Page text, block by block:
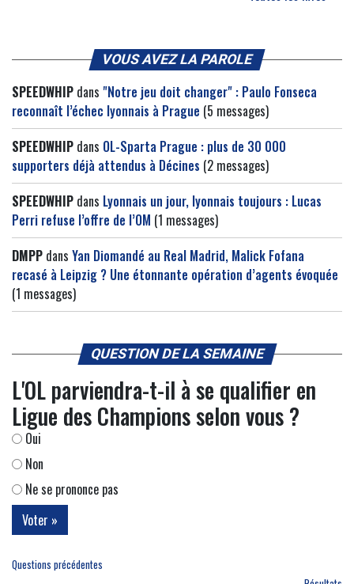
VOUS AVEZ LA PAROLE
SPEEDWHIP dans "Notre jeu doit changer" : Paulo Fonseca
reconnaît l’échec lyonnais à Prague (5 messages)
SPEEDWHIP dans OL-Sparta Prague : plus de 30 000
supporters déjà attendus à Décines (2 messages)
SPEEDWHIP dans Lyonnais un jour, lyonnais toujours : Lucas
Perri refuse l’offre de l’OM (1 messages)
DMPP dans Yan Diomandé au Real Madrid, Malick Fofana
recasé à Leipzig ? Une étonnante opération d’agents évoquée
(1 messages)
QUESTION DE LA SEMAINE
L'OL parviendra-t-il à se qualifier en
Ligue des Champions selon vous ?
Oui
Non
Ne se prononce pas
Questions précédentes